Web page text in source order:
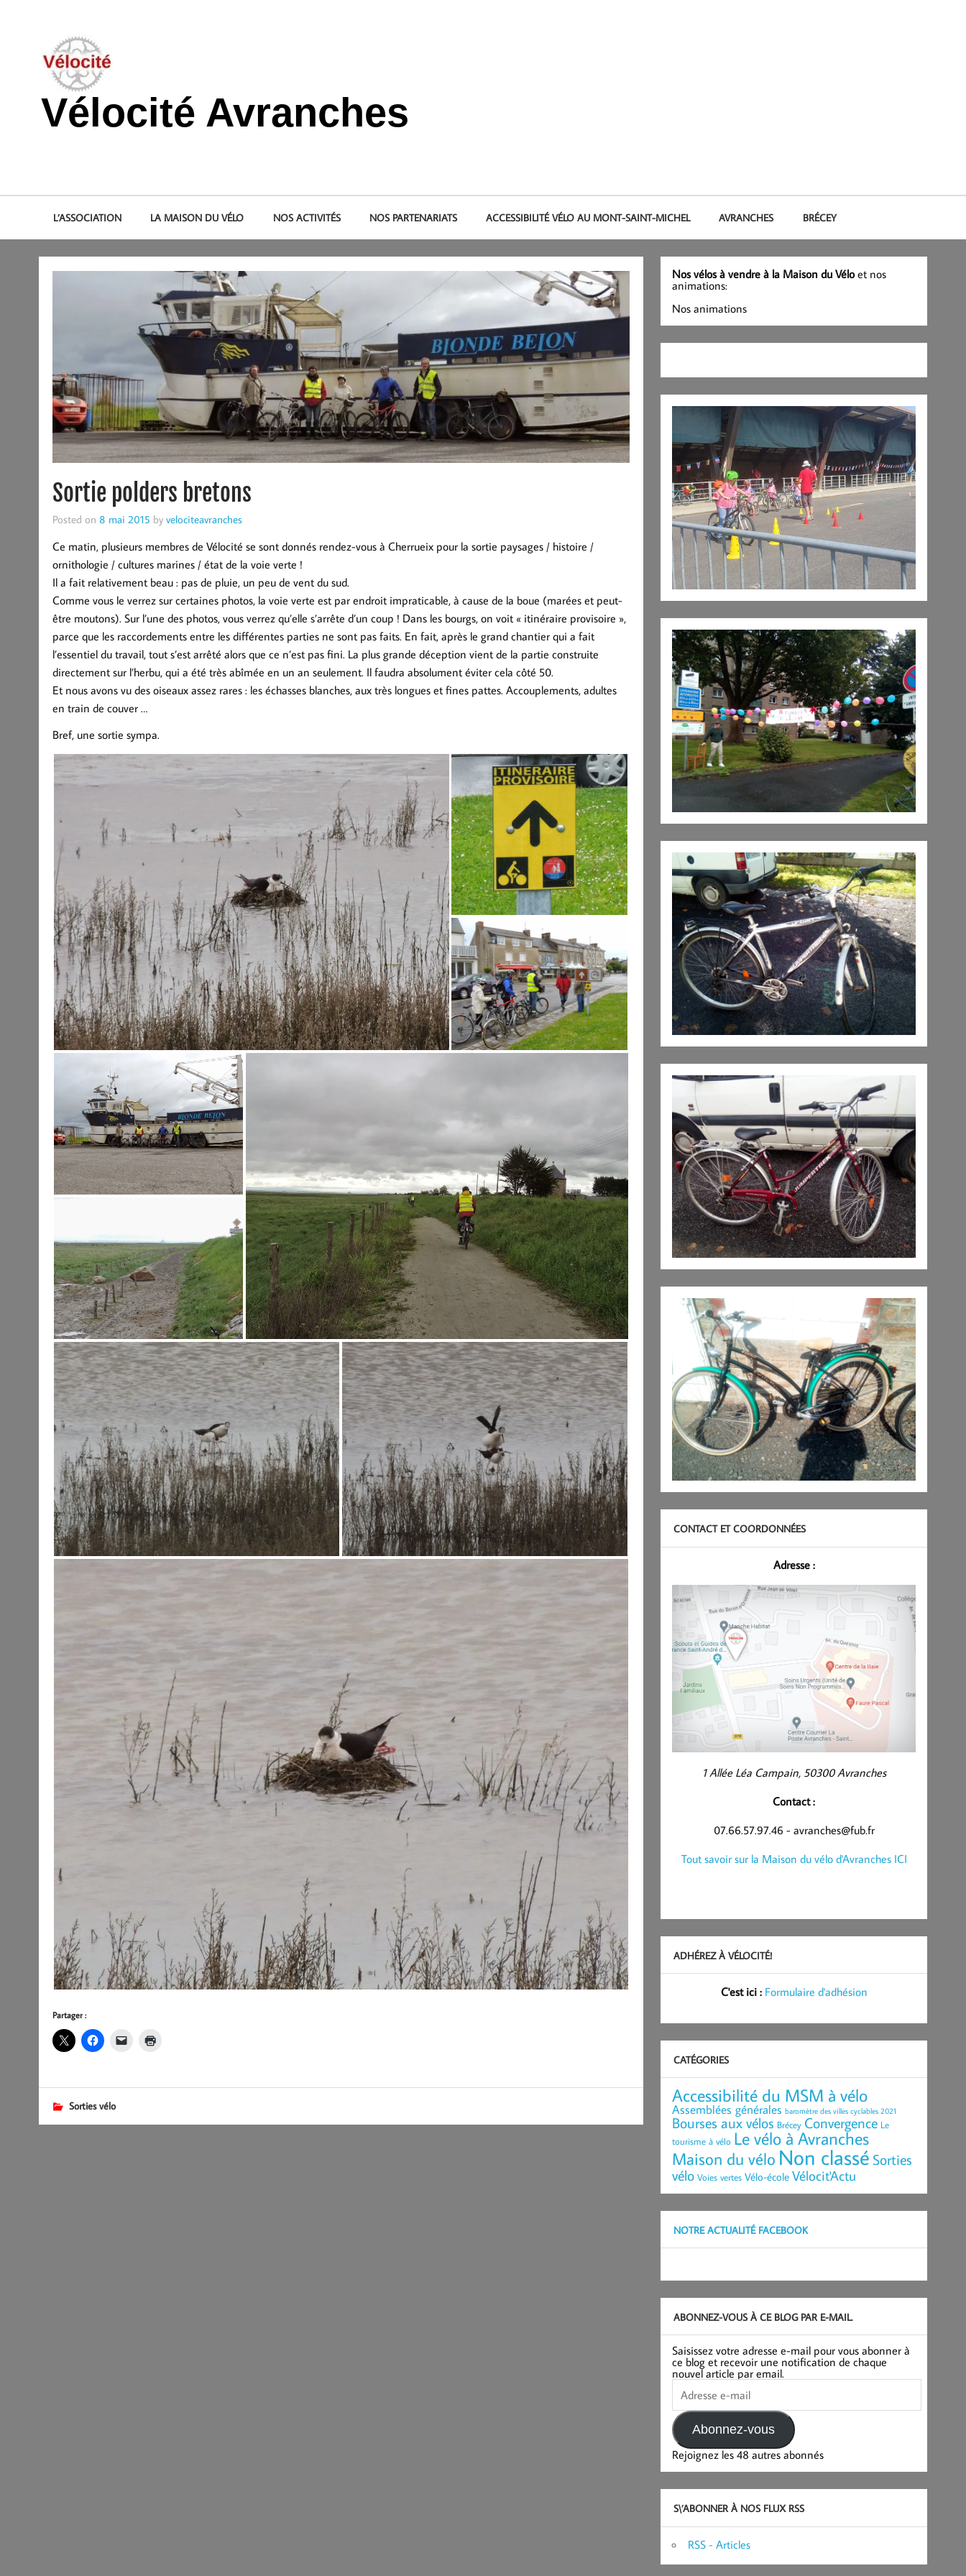
Vélocité Avranches
L’ASSOCIATION LA MAISON DU VÉLO NOS ACTIVITÉS NOS PARTENARIATS ACCESSIBILITÉ VÉLO AU MONT-SAINT-MICHEL AVRANCHES BRÉCEY
Sortie polders bretons
Posted on 8 mai 2015 by velociteavranches
Ce matin, plusieurs membres de Vélocité se sont donnés rendez-vous à Cherrueix pour la sortie paysages / histoire /
ornithologie / cultures marines / état de la voie verte !
Il a fait relativement beau : pas de pluie, un peu de vent du sud.
Comme vous le verrez sur certaines photos, la voie verte est par endroit impraticable, à cause de la boue (marées et peut-
être moutons). Sur l’une des photos, vous verrez qu’elle s’arrête d’un coup ! Dans les bourgs, on voit « itinéraire provisoire »,
parce que les raccordements entre les différentes parties ne sont pas faits. En fait, après le grand chantier qui a fait
l’essentiel du travail, tout s’est arrêté alors que ce n’est pas fini. La plus grande déception vient de la partie construite
directement sur l’herbu, qui a été très abîmée en un an seulement. Il faudra absolument éviter cela côté 50.
Et nous avons vu des oiseaux assez rares : les échasses blanches, aux très longues et fines pattes. Accouplements, adultes
en train de couver …
Bref, une sortie sympa.
Partager :
Sorties vélo
Nos vélos à vendre à la Maison du Véloet nos
animations:
Nos animations
CONTACT ET COORDONNÉES
Adresse :
1 Allée Léa Campain, 50300 Avranches
Contact :
07.66.57.97.46 - avranches@fub.fr
Tout savoir sur la Maison du vélo d'Avranches ICI
ADHÉREZ À VÉLOCITÉ!
C'est ici : Formulaire d'adhésion
CATÉGORIES
Accessibilité du MSM à vélo
Assemblées générales baromètre des villes cyclables 2021
Bourses aux vélos Brécey Convergence Le
tourisme à vélo Le vélo à Avranches
Maison du vélo Non classé Sorties
vélo Voies vertes Vélo-école Vélocit'Actu
NOTRE ACTUALITÉ FACEBOOK
ABONNEZ-VOUS À CE BLOG PAR E-MAIL.
Saisissez votre adresse e-mail pour vous abonner à
ce blog et recevoir une notification de chaque
nouvel article par email.
Adresse
e-
mail
Abonnez-vous
Rejoignez les 48 autres abonnés
S\’ABONNER À NOS FLUX RSS
RSS - Articles